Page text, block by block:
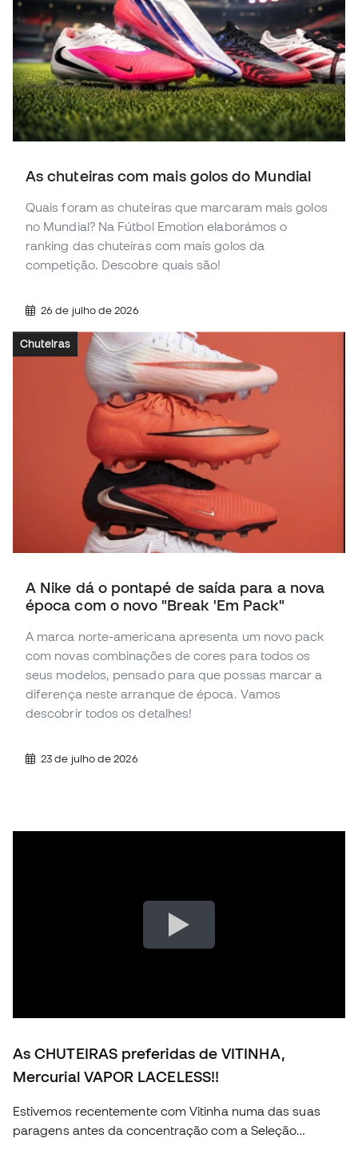
As chuteiras com mais golos do Mundial
Quais foram as chuteiras que marcaram mais golos
no Mundial? Na Fútbol Emotion elaborámos o
ranking das chuteiras com mais golos da
competição. Descobre quais são!
26 de julho de 2026
Chuteiras
A Nike dá o pontapé de saída para a nova
época com o novo "Break 'Em Pack"
A marca norte-americana apresenta um novo pack
com novas combinações de cores para todos os
seus modelos, pensado para que possas marcar a
diferença neste arranque de época. Vamos
descobrir todos os detalhes!
23 de julho de 2026
As CHUTEIRAS preferidas de VITINHA,
Mercurial VAPOR LACELESS!!
Estivemos recentemente com Vitinha numa das suas
paragens antes da concentração com a Seleção